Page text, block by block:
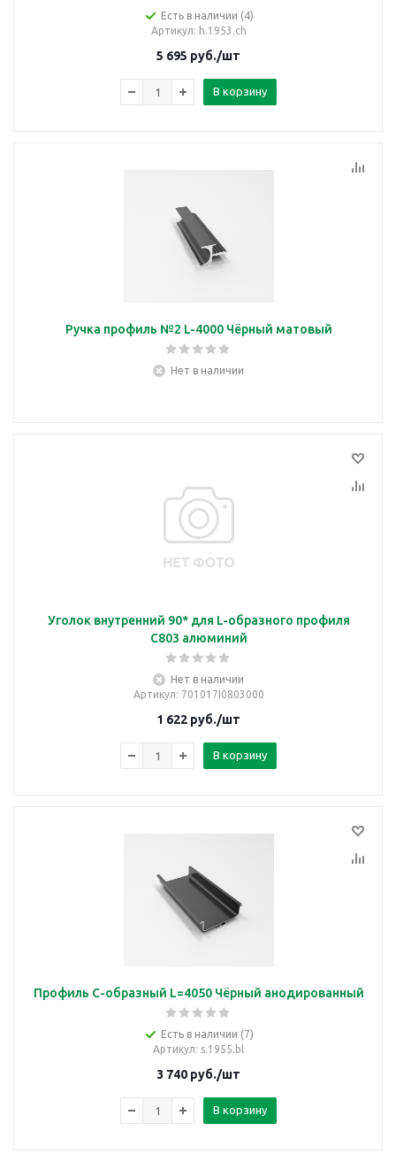
Есть в наличии (4)
Артикул: h.1953.ch
5 695 руб./шт
В корзину
Ручка профиль №2 L-4000 Чёрный матовый
Нет в наличии
Уголок внутренний 90* для L-образного профиля
C803 алюминий
Нет в наличии
Артикул: 701017I0803000
1 622 руб./шт
В корзину
Профиль С-образный L=4050 Чёрный анодированный
Есть в наличии (7)
Артикул: s.1955.bl
3 740 руб./шт
В корзину